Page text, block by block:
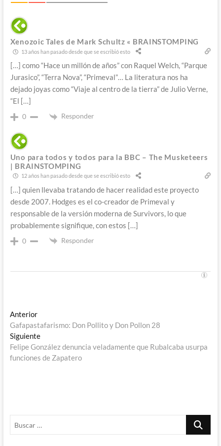
Xenozoic Tales de Mark Schultz « BRAINSTOMPING
13 años han pasado desde que se escribió esto
[…] como “Hace un millón de años” con Raquel Welch, “Parque
Jurasico”, “Terra Nova”, “Primeval”… La literatura nos ha
dejado joyas como “Viaje al centro de la tierra” de Julio Verne,
“El […]
0 Responder
Uno para todos y todos para la BBC – The Musketeers
| BRAINSTOMPING
12 años han pasado desde que se escribió esto
[…] quien llevaba tratando de hacer realidad este proyecto
desde 2007. Hodges es el co-creador de Primeval y
responsable de la versión moderna de Survivors, lo que
probablemente signifique, con estos […]
0 Responder
Navegación
de
entradas
AnteriorEntrada
anterior:
Gafapastafarismo: Don Pollito y Don Pollon 28
SiguienteEntrada
siguiente:
Felipe González denuncia veladamente que Rubalcaba usurpa
funciones de Zapatero
Buscar